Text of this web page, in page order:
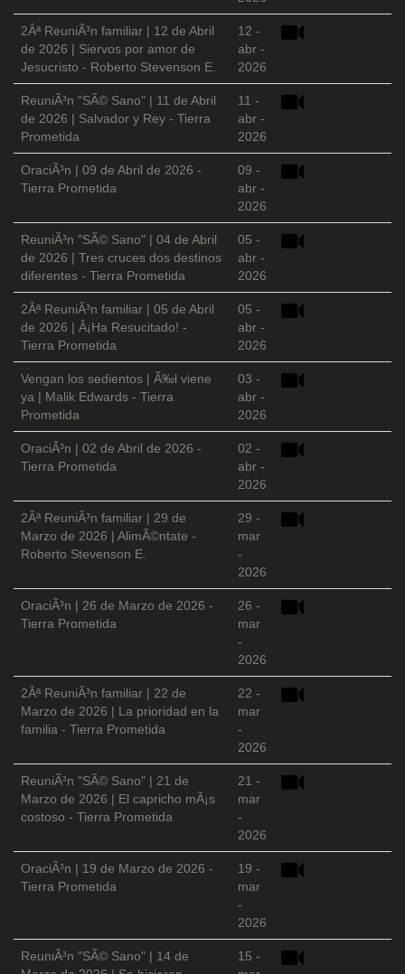
2Âª ReuniÃ³n familiar | 12 de Abril
de 2026 | Siervos por amor de
Jesucristo - Roberto Stevenson E.
12 -
abr -
2026
ReuniÃ³n "SÃ© Sano" | 11 de Abril
de 2026 | Salvador y Rey - Tierra
Prometida
11 -
abr -
2026
OraciÃ³n | 09 de Abril de 2026 -
Tierra Prometida
09 -
abr -
2026
ReuniÃ³n "SÃ© Sano" | 04 de Abril
de 2026 | Tres cruces dos destinos
diferentes - Tierra Prometida
05 -
abr -
2026
2Âª ReuniÃ³n familiar | 05 de Abril
de 2026 | Â¡Ha Resucitado! -
Tierra Prometida
05 -
abr -
2026
Vengan los sedientos | Ã‰l viene
ya | Malik Edwards - Tierra
Prometida
03 -
abr -
2026
OraciÃ³n | 02 de Abril de 2026 -
Tierra Prometida
02 -
abr -
2026
2Âª ReuniÃ³n familiar | 29 de
Marzo de 2026 | AlimÃ©ntate -
Roberto Stevenson E.
29 -
mar
-
2026
OraciÃ³n | 26 de Marzo de 2026 -
Tierra Prometida
26 -
mar
-
2026
2Âª ReuniÃ³n familiar | 22 de
Marzo de 2026 | La prioridad en la
familia - Tierra Prometida
22 -
mar
-
2026
ReuniÃ³n "SÃ© Sano" | 21 de
Marzo de 2026 | El capricho mÃ¡s
costoso - Tierra Prometida
21 -
mar
-
2026
OraciÃ³n | 19 de Marzo de 2026 -
Tierra Prometida
19 -
mar
-
2026
ReuniÃ³n "SÃ© Sano" | 14 de
15 -